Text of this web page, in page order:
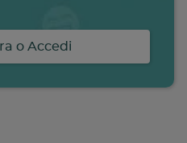
o Accedi